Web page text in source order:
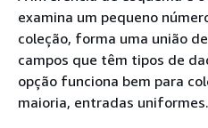
examina um pequeno
coleção, forma uma união
campos que têm tipos de
opção funciona bem para
maioria, entradas uniformes.